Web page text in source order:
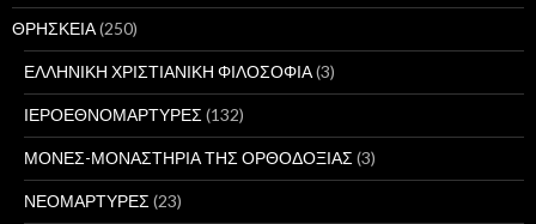
ΘΡΗΣΚΕΙΑ(250)
ΕΛΛΗΝΙΚΗ ΧΡΙΣΤΙΑΝΙΚΗ ΦΙΛΟΣΟΦΙΑ(3)
ΙΕΡΟΕΘΝΟΜΑΡΤΥΡΕΣ (132)
ΜΟΝΕΣ-ΜΟΝΑΣΤΗΡΙΑ ΤΗΣ ΟΡΘΟΔΟΞΙΑΣ (3)
ΝΕΟΜΑΡΤΥΡΕΣ (23)